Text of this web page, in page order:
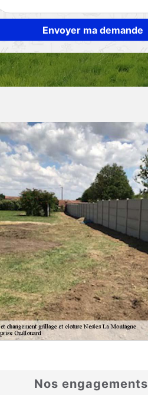
Nos engagements